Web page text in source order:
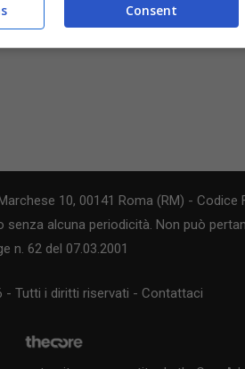
10, 00141 Roma (RM) - Codice
alcuna periodicità. Non può
n. 62 del 07.03.2001
- Tutti i diritti riservati - Contattaci
Consent